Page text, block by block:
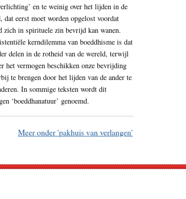
en te weinig over het lijden in de
dat eerst moet worden opgelost voordat
zich in spirituele zin bevrijd kan wanen.
kerndilemma van boeddhisme is dat
delen in de rotheid van de wereld, terwijl
het vermogen beschikken onze bevrijding
te brengen door het lijden van de ander te
In sommige teksten wordt dit
‘boeddhanatuur’ genoemd.
Meer onder 'pakhuis van verlangen'